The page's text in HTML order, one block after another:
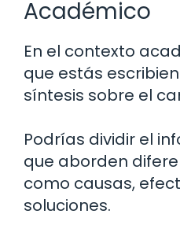
Académico
En el contexto
que estás
síntesis sobre el
Podrías dividir el
que aborden
como causas,
soluciones.